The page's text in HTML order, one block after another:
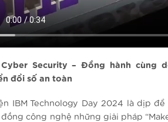
Cyber Security – Đồng hành cùng
đổi số an toàn
IBM Technology Day 2024 là dịp
công nghệ những giải pháp